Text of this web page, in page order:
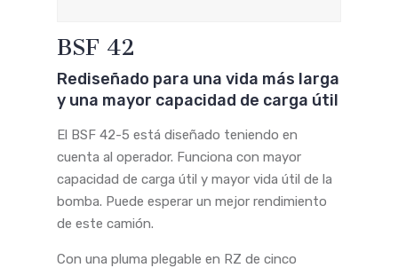
BSF 42
Rediseñado para una vida más larga
y una mayor capacidad de carga útil
El BSF 42-5 está diseñado teniendo en
cuenta al operador. Funciona con mayor
capacidad de carga útil y mayor vida útil de la
bomba. Puede esperar un mejor rendimiento
de este camión.
Con una pluma plegable en RZ de cinco